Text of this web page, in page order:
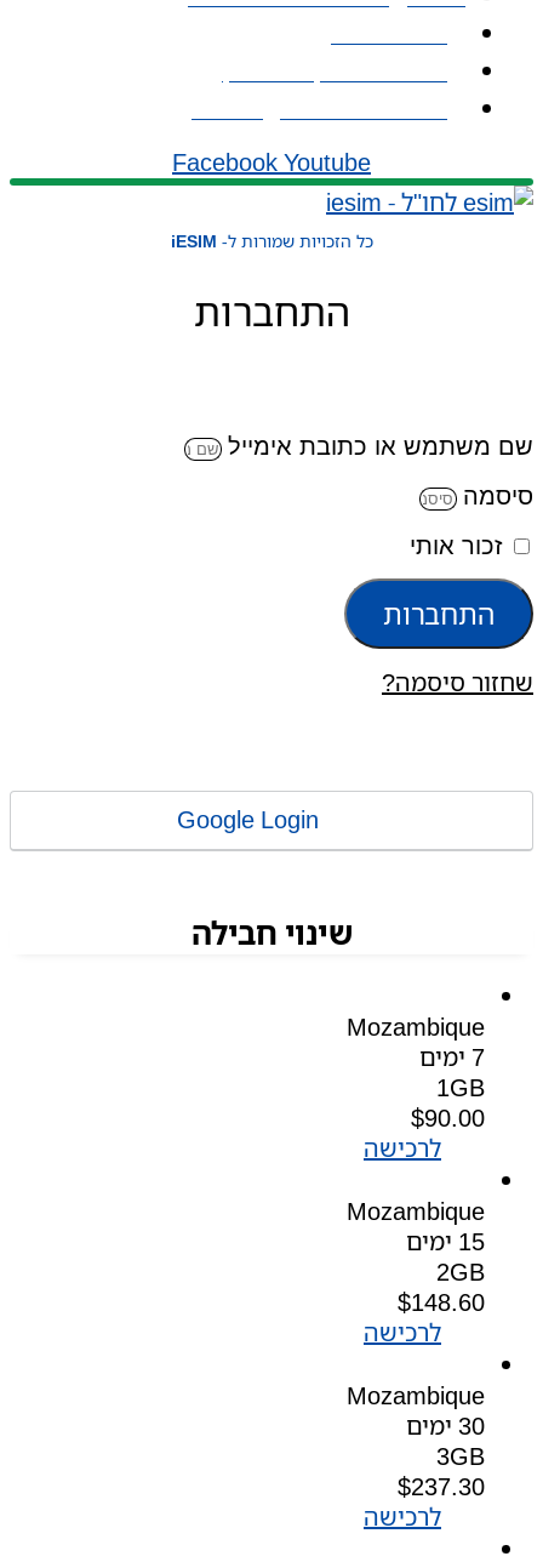
Facebook Youtube
כל הזכויות שמורות ל- iESIM
התחברות
שם משתמש או כתובת אימייל
סיסמה
זכור אותי
התחברות
שחזור סיסמה?
שינוי חבילה
Mozambique
7 ימים
1GB
$90.00
לרכישה
Mozambique
15 ימים
2GB
$148.60
לרכישה
Mozambique
30 ימים
3GB
$237.30
לרכישה